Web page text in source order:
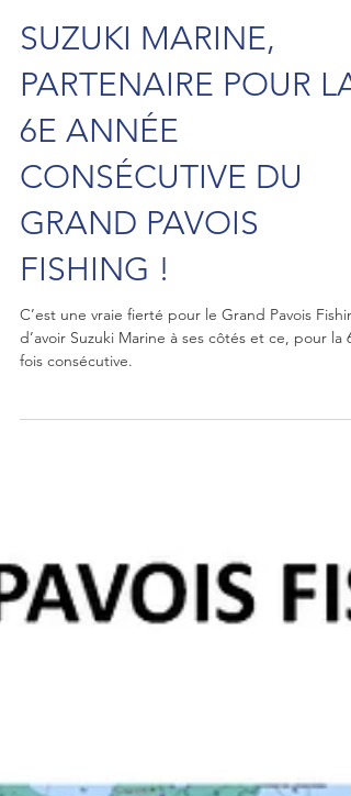
SUZUKI MARINE,
PARTENAIRE POUR LA
6E ANNÉE
CONSÉCUTIVE DU
GRAND PAVOIS
FISHING !
fois consécutive.